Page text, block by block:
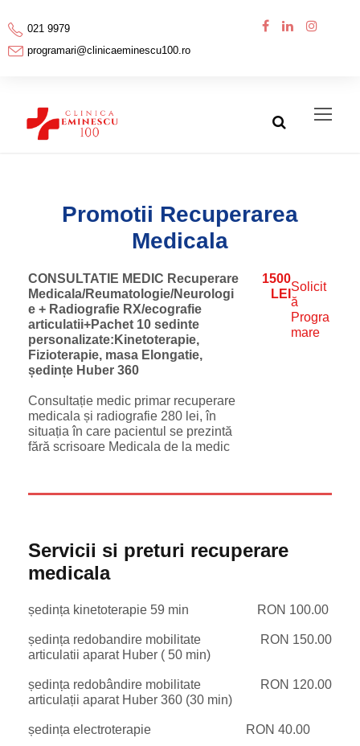
021 9979
programari@clinicaeminescu100.ro
Promotii Recuperarea
Medicala
CONSULTATIE MEDIC Recuperare
Medicala/Reumatologie/Neurologi
e + Radiografie RX/ecografie
articulatii+Pachet 10 sedinte
personalizate:Kinetoterapie,
Fizioterapie, masa Elongatie,
ședințe Huber 360
Consultație medic primar recuperare
medicala și radiografie 280 lei, în
situația în care pacientul se prezintă
fără scrisoare Medicala de la medic
1500
LEI
Solicit
ă
Progra
mare
Servicii si preturi recuperare
medicala
ședința kinetoterapie 59 min RON 100.00
ședința redobandire mobilitate
articulatii aparat Huber ( 50 min)
RON 150.00
ședința redobândire mobilitate
articulații aparat Huber 360 (30 min)
RON 120.00
ședința electroterapie RON 40.00